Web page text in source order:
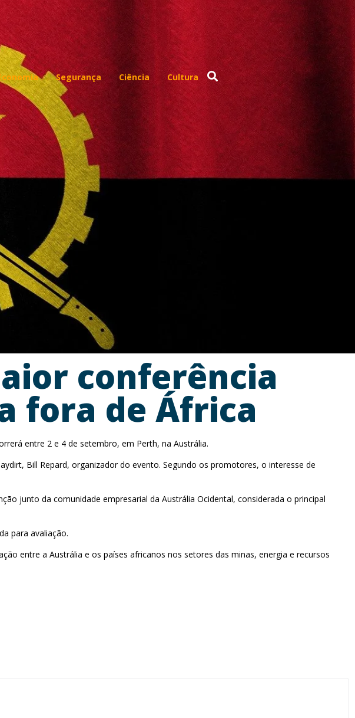
Segurança Ciência Cultura
conferência
fora de África
entre 2 e 4 de setembro, em Perth, na Austrália.
Bill Repard, organizador do evento. Segundo os promotores, o interesse de
junto da comunidade empresarial da Austrália Ocidental, considerada o principal
para avaliação.
entre a Austrália e os países africanos nos setores das minas, energia e recursos